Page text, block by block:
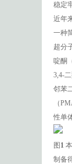
稳定
近年
一种
超分
啶酮
3,4-
邻苯
（
性单
图 1
制备